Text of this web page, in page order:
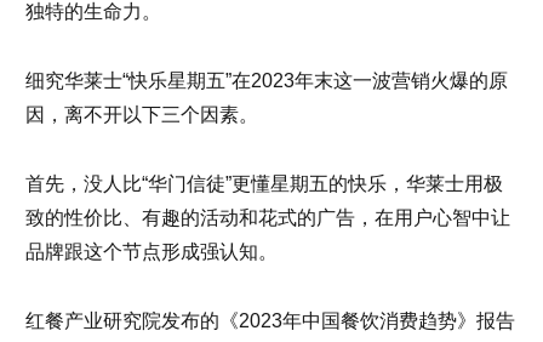
独特的生命力。
细究华莱士“快乐星期五”在2023年末这一波营销火爆的原
因，离不开以下三个因素。
首先，没人比“华门信徒”更懂星期五的快乐，华莱士用极
致的性价比、有趣的活动和花式的广告，在用户心智中让
品牌跟这个节点形成强认知。
红餐产业研究院发布的《2023年中国餐饮消费趋势》报告